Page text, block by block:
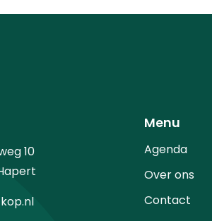
10
Menu
Agenda
Over ons
Contact